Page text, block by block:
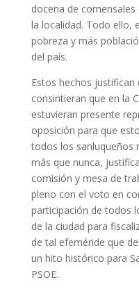
docena de
la localidad. Todo ello,
pobreza y más
del país.
Estos hechos
consintieran que en la
estuvieran presente
oposición para que
todos los sanluqueños
más que nunca,
comisión y mesa de
pleno con el voto en
participación de todos
de la ciudad para
de tal efeméride que
un hito histórico para
PSOE.